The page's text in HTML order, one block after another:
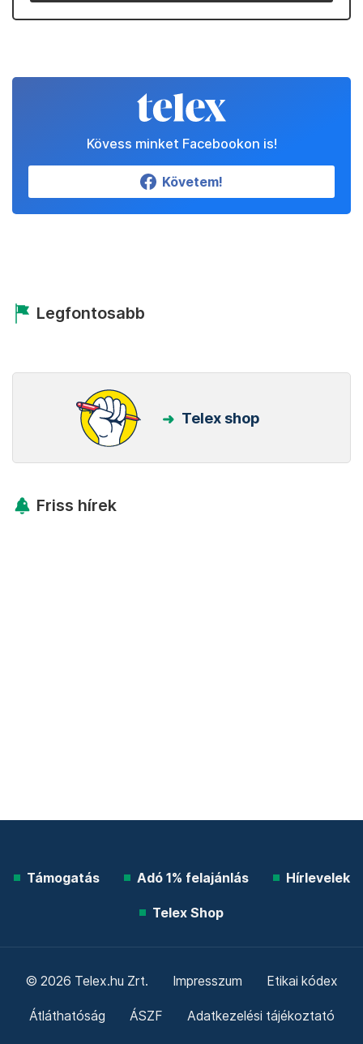
Kövess minket Facebookon is!
Követem!
Legfontosabb
Telex shop
Friss hírek
Támogatás Adó 1% felajánlás Hírlevelek
Telex Shop
© 2026 Telex.hu Zrt. Impresszum Etikai kódex
Átláthatóság ÁSZF Adatkezelési tájékoztató